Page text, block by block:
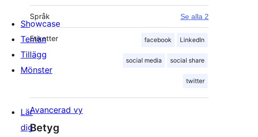
Språk Se alla 2
Etiketter facebook LinkedIn
social media social share
twitter
Avancerad vy
Betyg
Showcase
Teman
Tillägg
Mönster
Lär
dig